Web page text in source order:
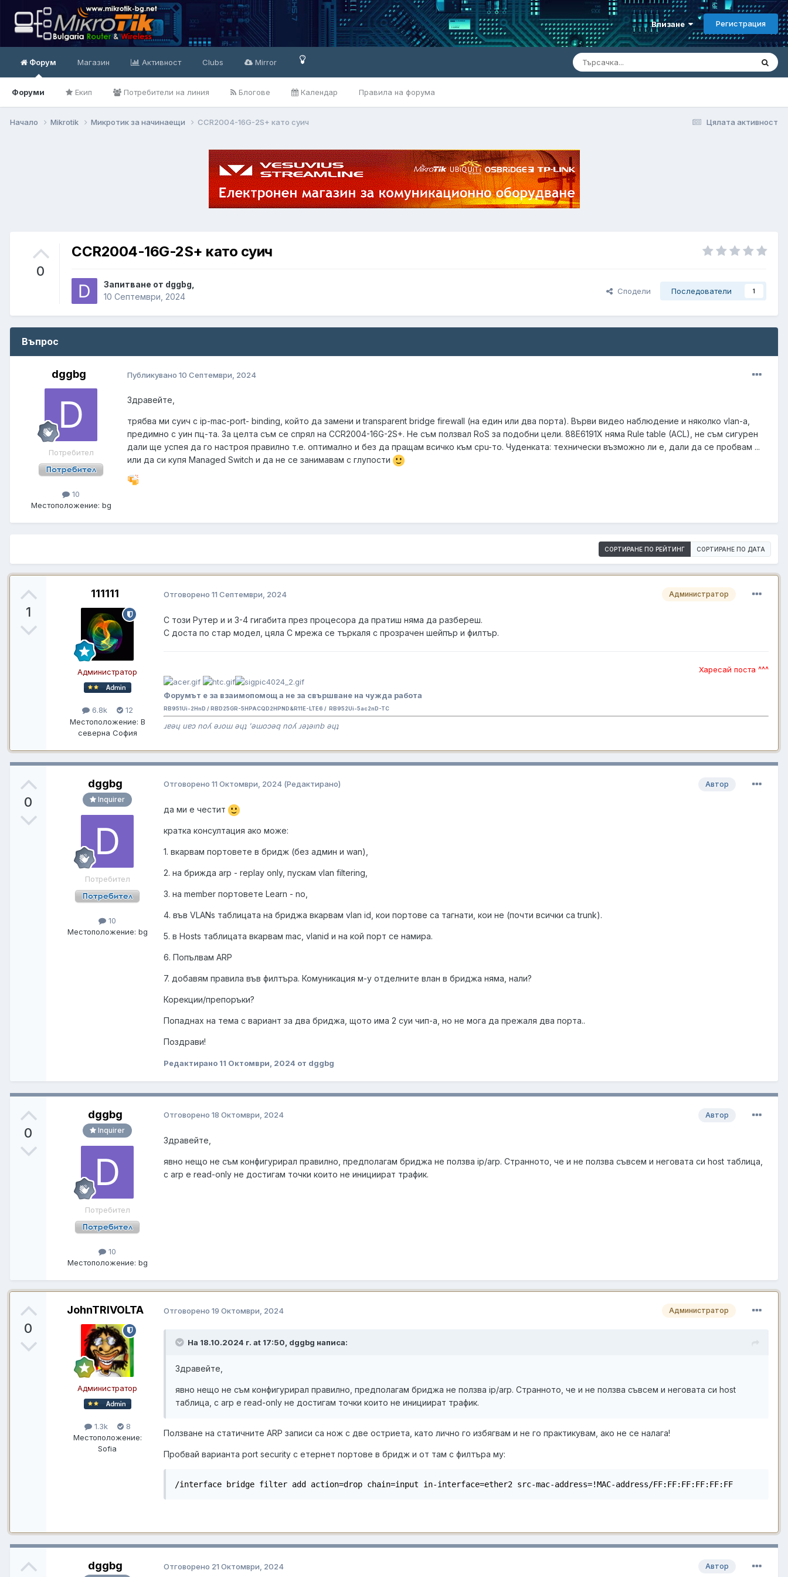
Влизане Регистрация
Форум
Форуми Екип Потребители на линия Блогове Календар Правила на форума
Магазин Активност Clubs Mirror
Цялата активност
Начало Mikrotik Микротик за начинаещи CCR2004-16G-2S+ като суич
0
CCR2004-16G-2S+ като суич
Запитване от dggbg,
10 Септември, 2024
Сподели Последователи 1
Въпрос
dggbg
Потребител
10
Местоположение: bg
Публикувано 10 Септември, 2024
Здравейте,
трябва ми суич с ip-mac-port- binding, който да замени и transparent bridge firewall (на един или два порта). Върви видео наблюдение и няколко vlan-а,
предимно с уин пц-та. За целта съм се спрял на CCR2004-16G-2S+. Не съм ползвал RoS за подобни цели. 88E6191X няма Rule table (ACL), не съм сигурен
дали ще успея да го настроя правилно т.е. оптимално и без да пращам всичко към cpu-то. Чуденката: технически възможно ли е, дали да се пробвам ...
или да си купя Managed Switch и да не се занимавам с глупости
СОРТИРАНЕ ПО РЕЙТИНГ СОРТИРАНЕ ПО ДАТА
1
111111
Администратор
6.8k
12
Местоположение: В
северна София
Администратор
Отговорено 11 Септември, 2024
С този Рутер и и 3-4 гигабита през процесора да пратиш няма да разбереш.
С доста по стар модел, цяла С мрежа се търкаля с прозрачен шейпър и филтър.
Харесай поста ^^^
Форумът е за взаимопомощ а не за свършване на чужда работа
RB951Ui-2HnD / RBD25GR-5HPACQD2HPND&R11E-LTE6 / RB952Ui-5ac2nD-TC
ɹɐǝɥ uɐɔ noʎ ǝɹoɯ ǝɥʇ 'ǝɯoɔǝq noʎ ɹǝʇǝınb ǝɥʇ
0
dggbg
Inquirer
Потребител
10
Местоположение: bg
Автор
Отговорено 11 Октомври, 2024 (Редактирано)
да ми е честит
кратка консултация ако може:
1. вкарвам портовете в бридж (без админ и wan),
2. на брижда arp - replay only, пускам vlan filtering
3. на member портовете Learn - no,
4. във VLANs таблицата на бриджа вкарвам vlan id, кои портове са тагнати, кои не (почти всички са trunk).
5. в Hosts таблицата вкарвам mac, vlanid и на кой порт се намира.
6. Попълвам ARP
7. добавям правила във филтъра. Комуникация м-у отделните влан в бриджа няма, нали?
Корекции/препоръки?
Попаднах на тема с вариант за два бриджа, щото има 2 суи чип-а, но не мога да прежаля два порта..
Поздрави!
Редактирано 11 Октомври, 2024 от dggbg
0
dggbg
Inquirer
Потребител
10
Местоположение: bg
Автор
Отговорено 18 Октомври, 2024
Здравейте,
явно нещо не съм конфигурирал правилно, предполагам бриджа не ползва ip/arp. Странното, че и не ползва съвсем и неговата си host таблица,
с arp e read-only не достигам точки които не инициират трафик.
0
JohnTRIVOLTA
Администратор
1.3k
8
Местоположение:
Sofia
Администратор
Отговорено 19 Октомври, 2024
На 18.10.2024 г. at 17:50, dggbg написа:
Здравейте,
явно нещо не съм конфигурирал правилно, предполагам бриджа не ползва ip/arp. Странното, че и не ползва съвсем и неговата си host
таблица, с arp e read-only не достигам точки които не инициират трафик.
Ползване на статичните ARP записи са нож с две остриета, като лично го избягвам и не го практикувам, ако не се налага!
Пробвай варианта port security с етернет портове в бридж и от там с филтъра му:
/interface bridge filter add action=drop chain=input in-interface=ether2 src-mac-address=!MAC-address/FF:FF:FF:FF:FF:FF
dggbg Автор
Отговорено 21 Октомври, 2024